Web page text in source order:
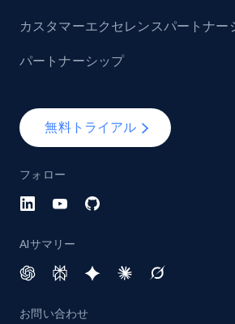
無料トライアル
フォロー
AIサマリー
お問い合わせ
カスタマーエクセレンスパートナー
パートナーシップ